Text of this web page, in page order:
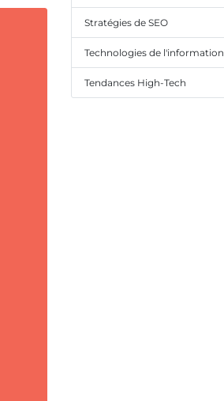
Stratégies de SEO
Technologies de l'information
Tendances High-Tech